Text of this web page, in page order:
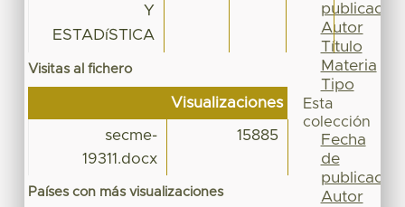
Y
ESTADíSTICA
Visitas al fichero
Visualizaciones
secme-
19311.docx
15885
Países con más visualizaciones
publicación
Autor
Título
Materia
Tipo
Esta
colección
Fecha
de
publicación
Autor